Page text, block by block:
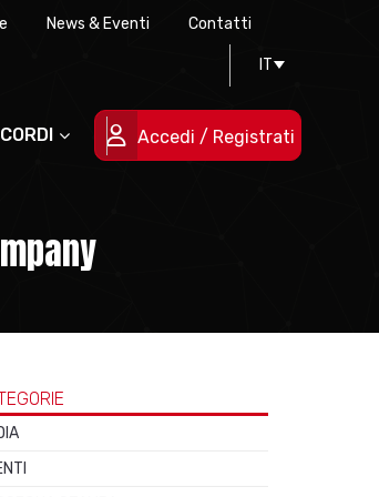
Certificazioni di qualità
Progetti cofinanziati
News & Eventi Contatti
IT
Accedi / Registrati